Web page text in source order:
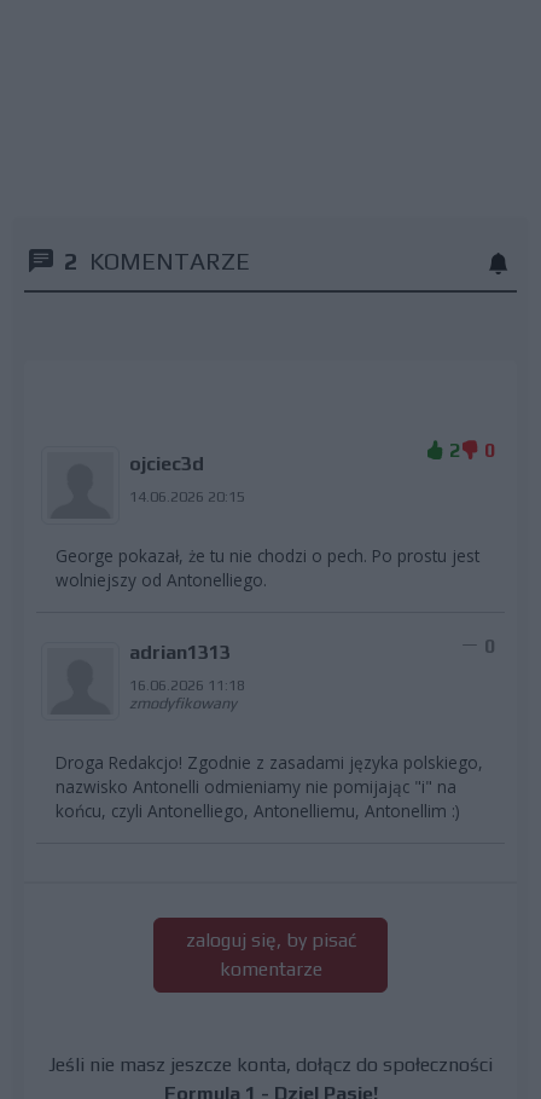
2 KOMENTARZE
ojciec3d
14.06.2026 20:15
2 0
George pokazał, że tu nie chodzi o pech. Po prostu jest
wolniejszy od Antonelliego.
adrian1313
16.06.2026 11:18
zmodyfikowany
0
Droga Redakcjo! Zgodnie z zasadami języka polskiego,
nazwisko Antonelli odmieniamy nie pomijając "i" na
końcu, czyli Antonelliego, Antonelliemu, Antonellim :)
zaloguj się, by pisać
komentarze
Jeśli nie masz jeszcze konta, dołącz do społeczności
Formula 1 - Dziel Pasję!